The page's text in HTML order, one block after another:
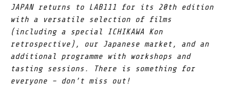
JAPAN returns to LAB111 for its 20th edition
with a versatile selection of films
(including a special ICHIKAWA Kon
retrospective), our Japanese market, and an
additional programme with workshops and
tasting sessions. There is something for
everyone – don’t miss out!